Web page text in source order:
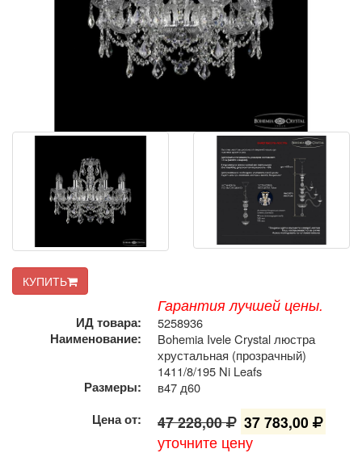
КУПИТЬ
Гарантия лучшей цены.
ИД товара:
5258936
Наименование:
Bohemia Ivele Crystal люстра
хрустальная (прозрачный)
1411/8/195 Ni Leafs
Размеры:
в47 д60
Цена от:
47 228,00
37 783,00
уточните цену